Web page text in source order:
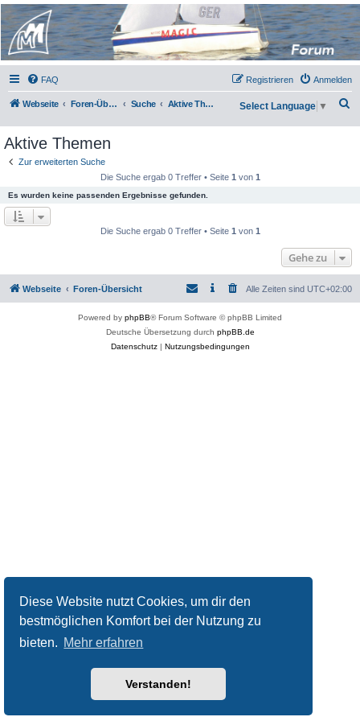
Diese Website nutzt Cookies, um dir den
bestmöglichen Komfort bei der Nutzung zu
bieten. Mehr erfahren
Verstanden!
Micro Magic Forum
Deutschland
FAQ Anmelden
Registrieren
Webseite Foren-Übersicht Suche Aktive Themen Select Language ▼
Aktive Themen
Zur erweiterten Suche
Die Suche ergab 0 Treffer • Seite 1 von 1
Es wurden keine passenden Ergebnisse gefunden.
Die Suche ergab 0 Treffer • Seite 1 von 1
Gehe zu
Webseite Foren-Übersicht Alle Zeiten sind UTC+02:00
Powered by phpBB® Forum Software © phpBB Limited
Deutsche Übersetzung durch phpBB.de
Datenschutz| Nutzungsbedingungen